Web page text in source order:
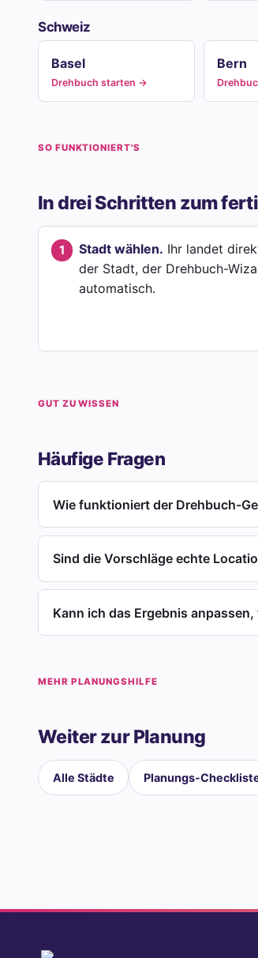
Schweiz
Basel
Drehbuch starten →
Bern
SO FUNKTIONIERT'S
In drei Schritten zum
Stadt wählen. Ihr landet
der Stadt, der Drehbuch-
automatisch.
GUT ZU WISSEN
Häufige Fragen
Wie funktioniert der Drehbuch-
Sind die Vorschläge echte
Kann ich das Ergebnis
MEHR PLANUNGSHILFE
Weiter zur Planung
Alle Städte Planungs-